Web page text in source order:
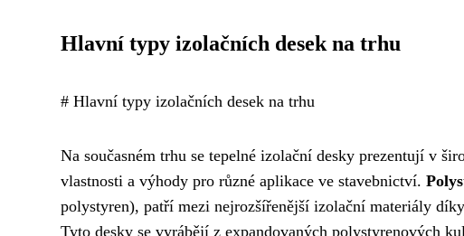
Hlavní typy izolačních desek na trhu
# Hlavní typy izolačních desek na trhu
Na současném trhu se tepelné izolační desky prezentují v
vlastnosti a výhody pro různé aplikace ve stavebnictví.
polystyren), patří mezi nejrozšířenější izolační materiály
Tyto desky se vyrábějí z expandovaných polystyrenových